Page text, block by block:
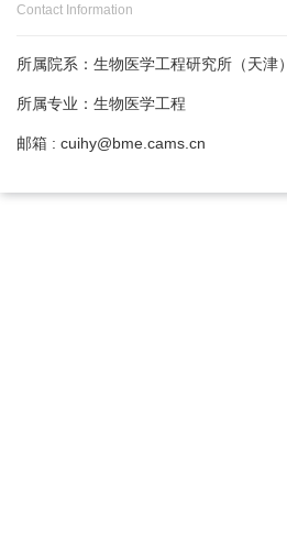
Contact Information
所属院系：生物医学工程研究所（天津）
所属专业：生物医学工程
邮箱 : cuihy@bme.cams.cn